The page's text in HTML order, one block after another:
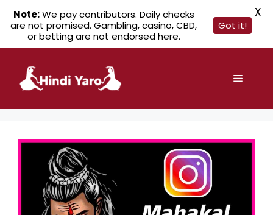
content
Menu
Note:We pay contributors. Daily checks
are not promised. Gambling, casino, CBD,
or betting are not endorsed here.
Got it!
X